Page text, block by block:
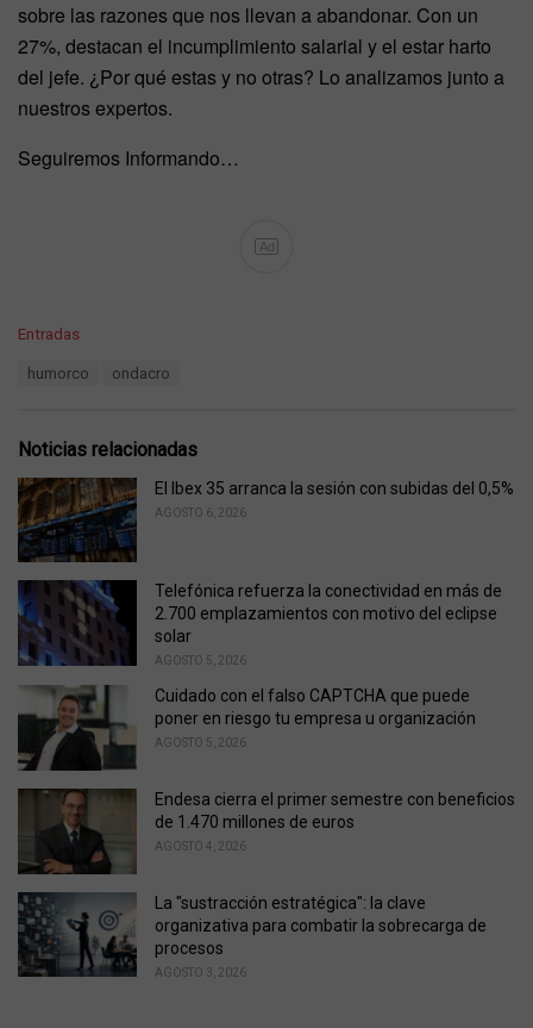
sobre las razones que nos llevan a abandonar. Con un
27%, destacan el incumplimiento salarial y el estar harto
del jefe. ¿Por qué estas y no otras? Lo analizamos junto a
nuestros expertos.
Seguiremos Informando…
Ad
C
o
r
i
e
s
Entradas
:
humorco ondacro
Noticias relacionadas
El Ibex 35 arranca la sesión con subidas del 0,5%
AGOSTO 6, 2026
Telefónica refuerza la conectividad en más de
2.700 emplazamientos con motivo del eclipse
solar
AGOSTO 5, 2026
Cuidado con el falso CAPTCHA que puede
poner en riesgo tu empresa u organización
AGOSTO 5, 2026
Endesa cierra el primer semestre con beneficios
de 1.470 millones de euros
AGOSTO 4, 2026
La "sustracción estratégica": la clave
organizativa para combatir la sobrecarga de
procesos
AGOSTO 3, 2026